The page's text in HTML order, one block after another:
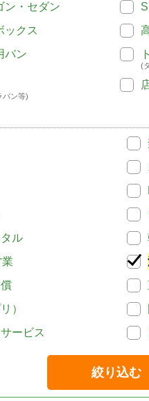
ン・セダン
ックス
バン
(
バン等)
ル
）
ービス
絞り込む